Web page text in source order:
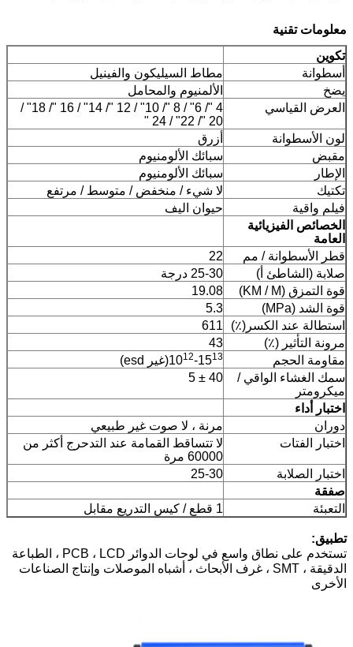
معلومات تقنية
تكوين
أسطوانة
مطاط السيليكون والفينيل
يضخ
الألمنيوم والمحامل
العرض القياسي
4 "/ 6" / 8 "/ 10" / 12 "/ 14" / 16 "/ 18" /
20 "/ 22" / 24 "
لون الأسطوانة
أزرق
مقبض
سبائك الألومنيوم
الإطار
سبائك الألومنيوم
تكتيك
لا شيء / منخفض / متوسط ​​/ مرتفع
فيلم واقية
حيوان اليف
الخصائص الفيزيائية
العامة
قطر الأسطوانة / مم
22
صلابة (الشاطئ أ)
25-30 درجة
قوة التمزق (KM / M)
19.08
قوة الشد (MPa)
5.3
استطالة عند الكسر(٪)
611
مرونة التأثير (٪)
43
مقاومة الحجم
1012-1513
(غير esd)
سمك الغشاء الواقي /
ميكرومتر
40 ± 5
اختبار أداء
دوران
مرنة ، لا صوت غير طبيعي
اختبار الفتات
لا تتساقط القمامة عند التدحرج أكثر من
60000 مرة
اختبار الصلابة
25-30
صفقة
التعبئة
1 قطع / كيس التدريع مقابل
تطبيق:
تستخدم على نطاق واسع في لوحات الدوائر PCB ، LCD ، الطباعة
الدقيقة ، SMT ، غرف الأبحاث ، أشباه الموصلات وإنتاج الصناعات
الأخرى